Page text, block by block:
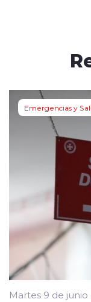
Emergencias y
Martes 9 de junio